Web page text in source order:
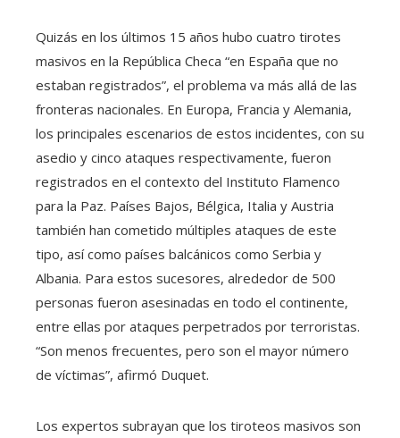
Quizás en los últimos 15 años hubo cuatro tirotes
masivos en la República Checa “en España que no
estaban registrados”, el problema va más allá de las
fronteras nacionales. En Europa, Francia y Alemania,
los principales escenarios de estos incidentes, con su
asedio y cinco ataques respectivamente, fueron
registrados en el contexto del Instituto Flamenco
para la Paz. Países Bajos, Bélgica, Italia y Austria
también han cometido múltiples ataques de este
tipo, así como países balcánicos como Serbia y
Albania. Para estos sucesores, alrededor de 500
personas fueron asesinadas en todo el continente,
entre ellas por ataques perpetrados por terroristas.
“Son menos frecuentes, pero son el mayor número
de víctimas”, afirmó Duquet.
Los expertos subrayan que los tiroteos masivos son